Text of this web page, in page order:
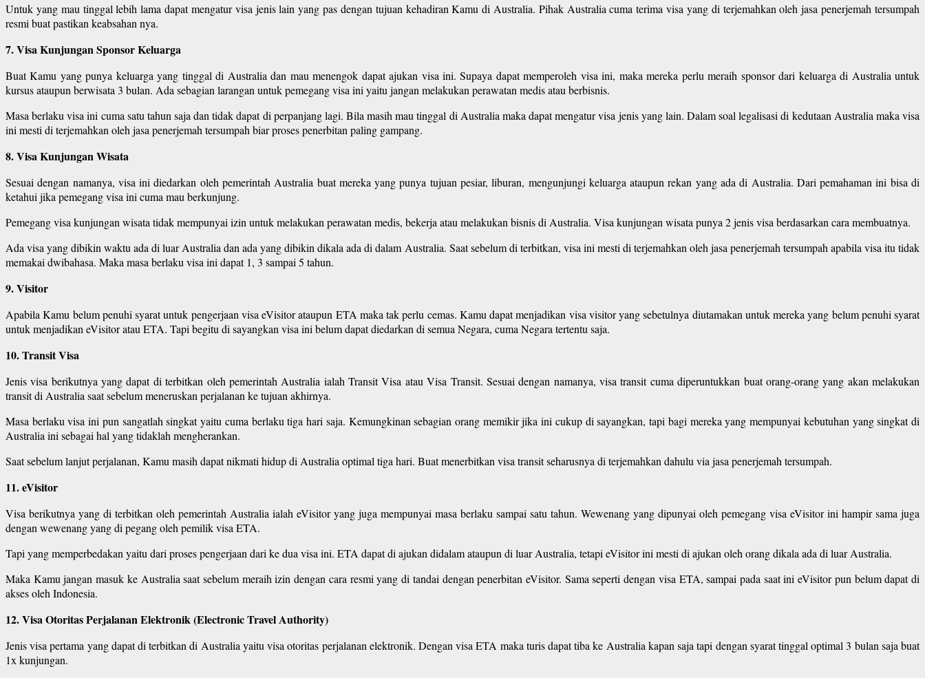
Untuk yang mau tinggal lebih lama dapat mengatur visa jenis lain yang pas dengan tujuan kehadiran Kamu di Australia. Pihak Australia cuma terima visa yang di terjemahkan oleh jasa penerjemah tersumpah
resmi buat pastikan keabsahan nya.
7. Visa Kunjungan Sponsor Keluarga
Buat Kamu yang punya keluarga yang tinggal di Australia dan mau menengok dapat ajukan visa ini. Supaya dapat memperoleh visa ini, maka mereka perlu meraih sponsor dari keluarga di Australia untuk
kursus ataupun berwisata 3 bulan. Ada sebagian larangan untuk pemegang visa ini yaitu jangan melakukan perawatan medis atau berbisnis.
Masa berlaku visa ini cuma satu tahun saja dan tidak dapat di perpanjang lagi. Bila masih mau tinggal di Australia maka dapat mengatur visa jenis yang lain. Dalam soal legalisasi di kedutaan Australia maka visa
ini mesti di terjemahkan oleh jasa penerjemah tersumpah biar proses penerbitan paling gampang.
8. Visa Kunjungan Wisata
Sesuai dengan namanya, visa ini diedarkan oleh pemerintah Australia buat mereka yang punya tujuan pesiar, liburan, mengunjungi keluarga ataupun rekan yang ada di Australia. Dari pemahaman ini bisa di
ketahui jika pemegang visa ini cuma mau berkunjung.
Pemegang visa kunjungan wisata tidak mempunyai izin untuk melakukan perawatan medis, bekerja atau melakukan bisnis di Australia. Visa kunjungan wisata punya 2 jenis visa berdasarkan cara membuatnya.
Ada visa yang dibikin waktu ada di luar Australia dan ada yang dibikin dikala ada di dalam Australia. Saat sebelum di terbitkan, visa ini mesti di terjemahkan oleh jasa penerjemah tersumpah apabila visa itu tidak
memakai dwibahasa. Maka masa berlaku visa ini dapat 1, 3 sampai 5 tahun.
9. Visitor
Apabila Kamu belum penuhi syarat untuk pengerjaan visa eVisitor ataupun ETA maka tak perlu cemas. Kamu dapat menjadikan visa visitor yang sebetulnya diutamakan untuk mereka yang belum penuhi syarat
untuk menjadikan eVisitor atau ETA. Tapi begitu di sayangkan visa ini belum dapat diedarkan di semua Negara, cuma Negara tertentu saja.
10. Transit Visa
Jenis visa berikutnya yang dapat di terbitkan oleh pemerintah Australia ialah Transit Visa atau Visa Transit. Sesuai dengan namanya, visa transit cuma diperuntukkan buat orang-orang yang akan melakukan
transit di Australia saat sebelum meneruskan perjalanan ke tujuan akhirnya.
Masa berlaku visa ini pun sangatlah singkat yaitu cuma berlaku tiga hari saja. Kemungkinan sebagian orang memikir jika ini cukup di sayangkan, tapi bagi mereka yang mempunyai kebutuhan yang singkat di
Australia ini sebagai hal yang tidaklah mengherankan.
Saat sebelum lanjut perjalanan, Kamu masih dapat nikmati hidup di Australia optimal tiga hari. Buat menerbitkan visa transit seharusnya di terjemahkan dahulu via jasa penerjemah tersumpah.
11. eVisitor
Visa berikutnya yang di terbitkan oleh pemerintah Australia ialah eVisitor yang juga mempunyai masa berlaku sampai satu tahun. Wewenang yang dipunyai oleh pemegang visa eVisitor ini hampir sama juga
dengan wewenang yang di pegang oleh pemilik visa ETA.
Tapi yang memperbedakan yaitu dari proses pengerjaan dari ke dua visa ini. ETA dapat di ajukan didalam ataupun di luar Australia, tetapi eVisitor ini mesti di ajukan oleh orang dikala ada di luar Australia.
Maka Kamu jangan masuk ke Australia saat sebelum meraih izin dengan cara resmi yang di tandai dengan penerbitan eVisitor. Sama seperti dengan visa ETA, sampai pada saat ini eVisitor pun belum dapat di
akses oleh Indonesia.
12. Visa Otoritas Perjalanan Elektronik (Electronic Travel Authority)
Jenis visa pertama yang dapat di terbitkan di Australia yaitu visa otoritas perjalanan elektronik. Dengan visa ETA maka turis dapat tiba ke Australia kapan saja tapi dengan syarat tinggal optimal 3 bulan saja buat
1x kunjungan.